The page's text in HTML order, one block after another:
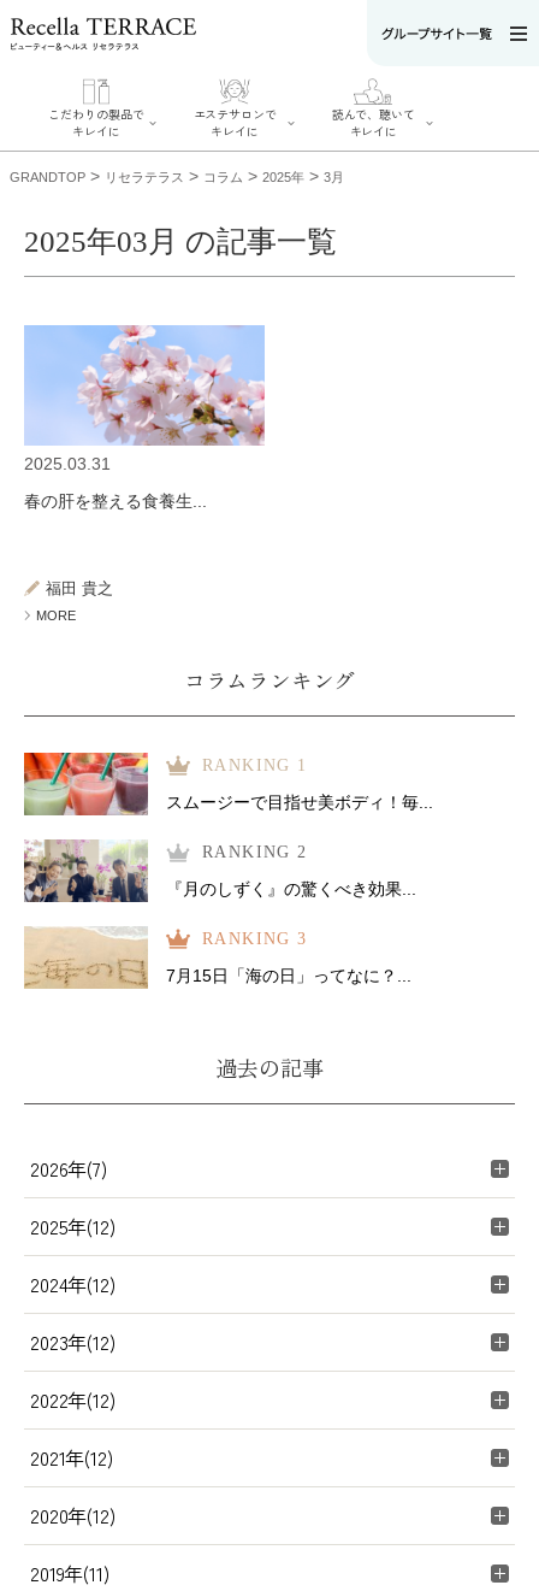
こだわりの製品で
キレイに
でキレイに
SERIES#01 私た
ちについて
SERIES#02 水へ
のこだわり
SERIES#03 無
添加化粧品につ
いて
エステサロンで
キレイに
リフティング認
定者在籍サロン
を探す
肌改善のプロが
いるサロンを探
す
リフティング認
読んで、聴いて
キレイに
GRANDTOP > リセラテラス > コラム > 2025年 > 3月
2025年03月 の記事一覧
2025.03.31
春の肝を整える食養生...
福田 貴之
MORE
コラムランキング
RANKING 1
スムージーで目指せ美ボディ！毎...
RANKING 2
『月のしずく』の驚くべき効果...
RANKING 3
7月15日「海の日」ってなに？...
過去の記事
2026年(7)
2025年(12)
2024年(12)
2023年(12)
2022年(12)
2021年(12)
2020年(12)
2019年(11)